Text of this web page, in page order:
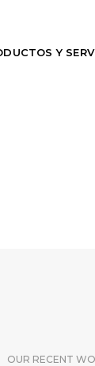
Y
OUR RECENT